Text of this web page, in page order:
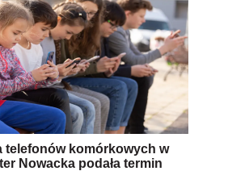
telefonów komórkowych w
Nowacka podała termin